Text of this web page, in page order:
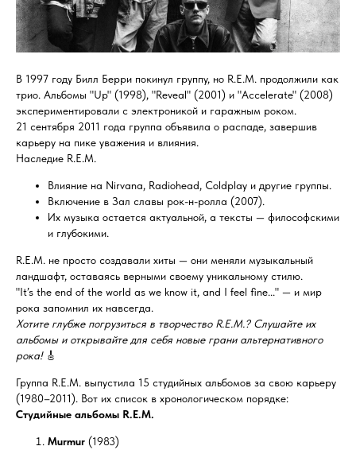
В 1997 году Билл Берри покинул группу, но R.E.M. продолжили как
трио. Альбомы "Up" (1998), "Reveal" (2001) и "Accelerate" (2008)
экспериментировали с электроникой и гаражным роком.
21 сентября 2011 года группа объявила о распаде, завершив
карьеру на пике уважения и влияния.
Наследие R.E.M.
Влияние на Nirvana, Radiohead, Coldplay и другие группы.
Включение в Зал славы рок-н-ролла (2007).
Их музыка остается актуальной, а тексты — философскими
и глубокими.
R.E.M. не просто создавали хиты — они меняли музыкальный
ландшафт, оставаясь верными своему уникальному стилю.
"It’s the end of the world as we know it, and I feel fine..." — и мир
рока запомнил их навсегда.
Хотите глубже погрузиться в творчество R.E.M.? Слушайте их
альбомы и открывайте для себя новые грани альтернативного
рока!🎸
Группа R.E.M. выпустила 15 студийных альбомов за свою карьеру
(1980–2011). Вот их список в хронологическом порядке:
Студийные альбомы R.E.M.
Murmur (1983)